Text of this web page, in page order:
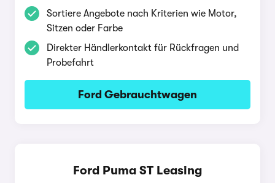
Sortiere Angebote nach Kriterien wie Motor,
Sitzen oder Farbe
Direkter Händlerkontakt für Rückfragen und
Probefahrt
Ford Gebrauchtwagen
Ford Puma ST Leasing